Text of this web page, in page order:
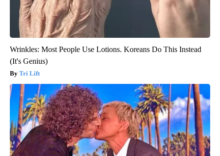
Wrinkles: Most People Use Lotions. Koreans Do This Instead
(It's Genius)
Tri Lift